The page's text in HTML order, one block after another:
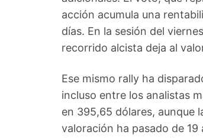
acción acumula una
días. En la sesión del
recorrido alcista deja al
Ese mismo rally ha
incluso entre los analistas
en 395,65 dólares, aunque
valoración ha pasado de